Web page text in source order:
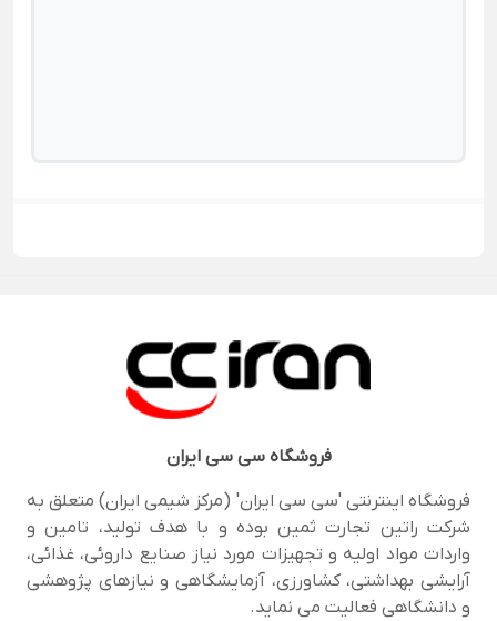
فروشگاهسی سی ایران
فروشگاه اینترنتی 'سی سی ایران' (مرکز شیمی ایران) متعلق به
شرکت راتین تجارت ثمین بوده و با هدف تولید، تامین و
واردات مواد اولیه و تجهیزات مورد نیاز صنایع داروئی، غذائی،
آرایشی بهداشتی، کشاورزی، آزمایشگاهی و نیازهای پژوهشی
و دانشگاهی فعالیت می نماید.